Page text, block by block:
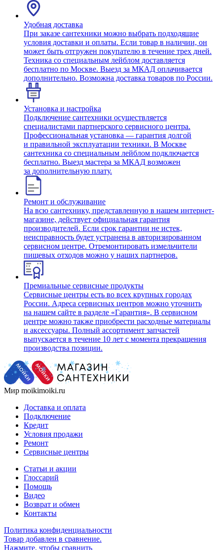
Удобная доставка
При заказе сантехники можно выбрать подходящие
условия доставки и оплаты. Если товар в наличии, он
может быть отгружен покупателю в течение трех дней.
Техника со специальным лейблом доставляется
бесплатно по Москве. Выезд за МКАД оплачивается
дополнительно. Возможна доставка товаров по России.
Установка и настройка
Подключение сантехники осуществляется
специалистами партнерского сервисного центра.
Профессиональная установка — гарантия долгой
и правильной эксплуатации техники. В Москве
сантехника со специальным лейблом подключается
бесплатно. Выезд мастера за МКАД возможен
за дополнительную плату.
Ремонт и обслуживание
На всю сантехнику, представленную в нашем интернет-
магазине, действует официальная гарантия
производителей. Если срок гарантии не истек,
неисправность будет устранена в авторизированном
сервисном центре. Отремонтировать измельчители
пищевых отходов можно у наших партнеров.
Премиальные сервисные продукты
Сервисные центры есть во всех крупных городах
России. Адреса сервисных центров можно уточнить
на нашем сайте в разделе «Гарантия». В сервисном
центре можно также приобрести расходные материалы
и аксессуары. Полный ассортимент запчастей
выпускается в течение 10 лет с момента прекращения
производства позиции.
Мир moikimoiki.ru
Доставка и оплата
Подключение
Кредит
Условия продажи
Ремонт
Сервисные центры
Статьи и акции
Глоссарий
Помощь
Видео
Возврат и обмен
Контакты
Политика конфиденциальности
Товар добавлен в сравнение.
Нажмите, чтобы сравнить